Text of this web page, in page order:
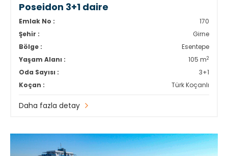
Poseidon 3+1 daire
Emlak No :
170
Şehir :
Girne
Bölge :
Esentepe
Yaşam Alanı :
105 m2
Oda Sayısı :
3+1
Koçan :
Türk Koçanlı
Daha fazla detay